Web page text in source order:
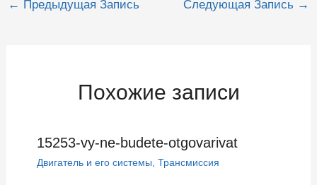
← Предыдущая Запись Следующая Запись →
Похожие записи
15253-vy-ne-budete-otgovarivat
Двигатель и его системы Трансмиссия